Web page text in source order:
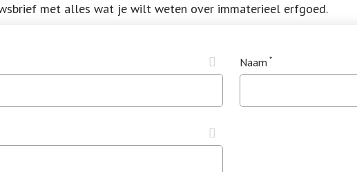
met alles wat je wilt weten over immaterieel erfgoed.
Naam